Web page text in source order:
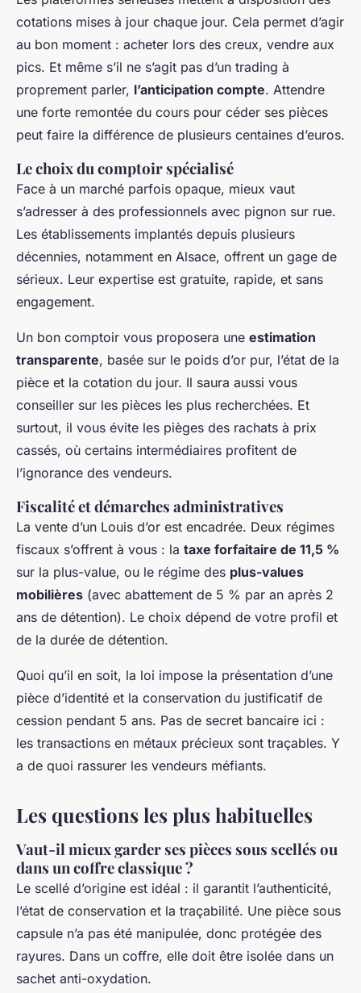
cotations mises à jour chaque jour. Cela permet d’agir
au bon moment : acheter lors des creux, vendre aux
pics. Et même s’il ne s’agit pas d’un trading à
proprement parler, l’anticipation compte. Attendre
une forte remontée du cours pour céder ses pièces
peut faire la différence de plusieurs centaines d’euros.
Le choix du comptoir spécialisé
Face à un marché parfois opaque, mieux vaut
s’adresser à des professionnels avec pignon sur rue.
Les établissements implantés depuis plusieurs
décennies, notamment en Alsace, offrent un gage de
sérieux. Leur expertise est gratuite, rapide, et sans
engagement.
Un bon comptoir vous proposera une estimation
transparente, basée sur le poids d’or pur, l’état de la
pièce et la cotation du jour. Il saura aussi vous
conseiller sur les pièces les plus recherchées. Et
surtout, il vous évite les pièges des rachats à prix
cassés, où certains intermédiaires profitent de
l’ignorance des vendeurs.
Fiscalité et démarches administratives
La vente d’un Louis d’or est encadrée. Deux régimes
fiscaux s’offrent à vous : la taxe forfaitaire de 11,5 %
sur la plus-value, ou le régime des plus-values
mobilières (avec abattement de 5 % par an après 2
ans de détention). Le choix dépend de votre profil et
de la durée de détention.
Quoi qu’il en soit, la loi impose la présentation d’une
pièce d’identité et la conservation du justificatif de
cession pendant 5 ans. Pas de secret bancaire ici :
les transactions en métaux précieux sont traçables. Y
a de quoi rassurer les vendeurs méfiants.
Les questions les plus habituelles
Vaut-il mieux garder ses pièces sous scellés ou
dans un coffre classique ?
Le scellé d’origine est idéal : il garantit l’authenticité,
l’état de conservation et la traçabilité. Une pièce sous
capsule n’a pas été manipulée, donc protégée des
rayures. Dans un coffre, elle doit être isolée dans un
sachet anti-oxydation.